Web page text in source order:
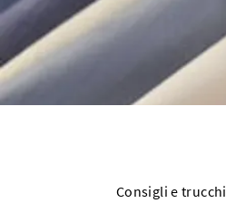
Consigli e trucchi